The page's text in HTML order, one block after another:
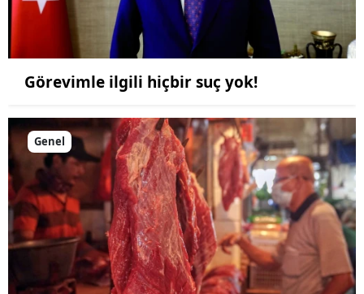
Görevimle ilgili hiçbir suç yok!
Genel